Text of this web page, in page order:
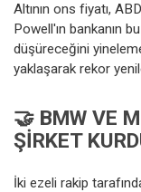
Altının ons fiyatı,
Powell'ın bankanın
düşüreceğini
yaklaşarak rekor
🤝 BMW VE
ŞIRKET
İki ezeli rakip